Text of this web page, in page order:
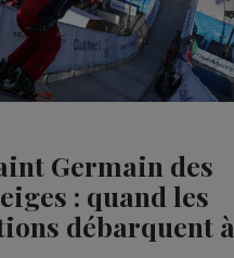
Germain des
: quand les
débarquent à